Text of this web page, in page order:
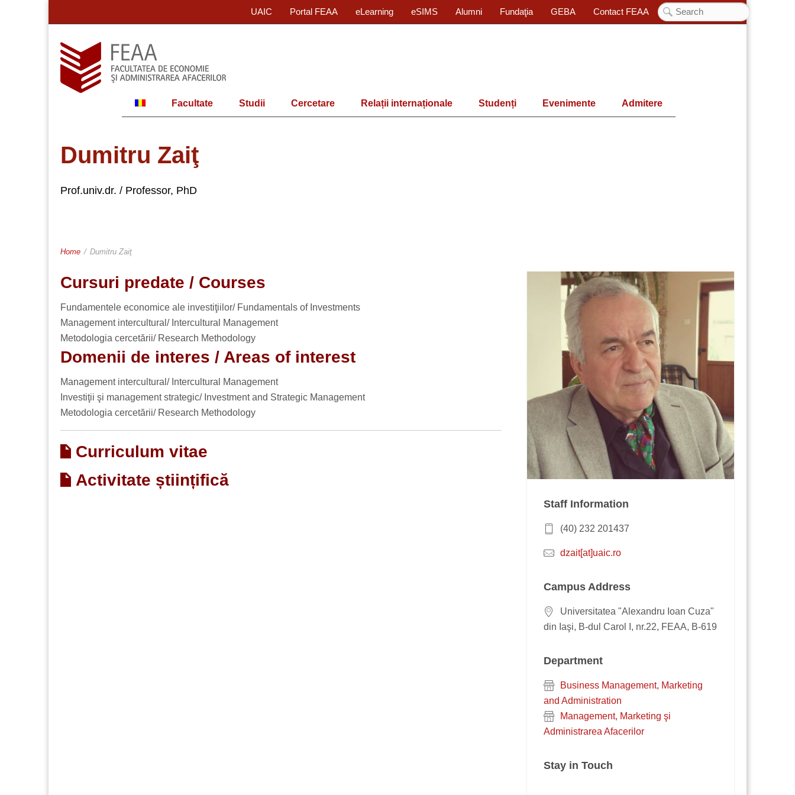
UAIC Portal FEAA eLearning eSIMS Alumni Fundaţia GEBA Contact FEAA
Facultate Studii Cercetare Relații internaționale Studenți Evenimente Admitere
Dumitru Zaiţ
Prof.univ.dr. / Professor, PhD
Home / Dumitru Zaiţ
Cursuri predate / Courses
Fundamentele economice ale investiţiilor/ Fundamentals of Investments
Management intercultural/ Intercultural Management
Metodologia cercetării/ Research Methodology
Domenii de interes / Areas of interest
Management intercultural/ Intercultural Management
Investiţii şi management strategic/ Investment and Strategic Management
Metodologia cercetării/ Research Methodology
Curriculum vitae
Activitate științifică
Staff Information
(40) 232 201437
dzait[at]uaic.ro
Campus Address
Universitatea "Alexandru Ioan Cuza"
din Iaşi, B-dul Carol I, nr.22, FEAA, B-619
Department
Business Management, Marketing
and Administration
Management, Marketing şi
Administrarea Afacerilor
Stay in Touch